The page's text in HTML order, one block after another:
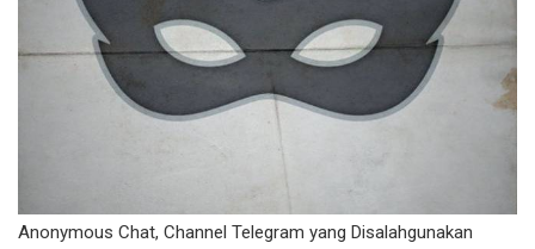
Anonymous Chat, Channel Telegram yang Disalahgunakan